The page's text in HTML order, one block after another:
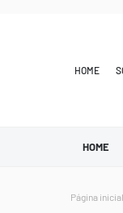
HOME
HOME
Página inicial